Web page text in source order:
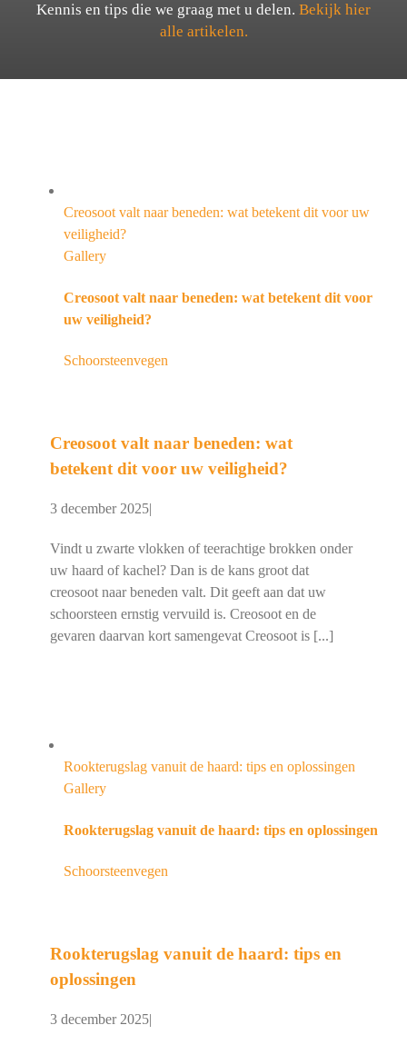
Kennis en tips die we graag met u delen. Bekijk hier
alle artikelen.
Creosoot valt naar beneden: wat betekent dit voor uw
veiligheid?
Gallery
Creosoot valt naar beneden: wat betekent dit voor
uw veiligheid?
Schoorsteenvegen
Creosoot valt naar beneden: wat
betekent dit voor uw veiligheid?
3 december 2025|
Vindt u zwarte vlokken of teerachtige brokken onder
uw haard of kachel? Dan is de kans groot dat
creosoot naar beneden valt. Dit geeft aan dat uw
schoorsteen ernstig vervuild is. Creosoot en de
gevaren daarvan kort samengevat Creosoot is [...]
Rookterugslag vanuit de haard: tips en oplossingen
Gallery
Rookterugslag vanuit de haard: tips en oplossingen
Schoorsteenvegen
Rookterugslag vanuit de haard: tips en
oplossingen
3 december 2025|